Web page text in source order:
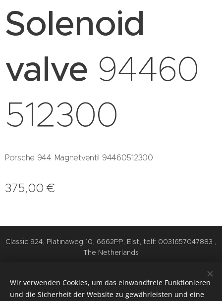
Solenoid
valve 94460
512300
Porsche 944 Magnetventil 94460512300
375,00 €
Classic 924, Platinaweg 10, 6662PP, Elst, telf: 0031657047883 ,
The Netherlands
Wir verwenden Cookies, um das einwandfreie Funktionieren
und die Sicherheit der Website zu gewährleisten und eine